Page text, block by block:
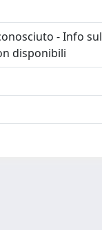
- Info sul
disponibili